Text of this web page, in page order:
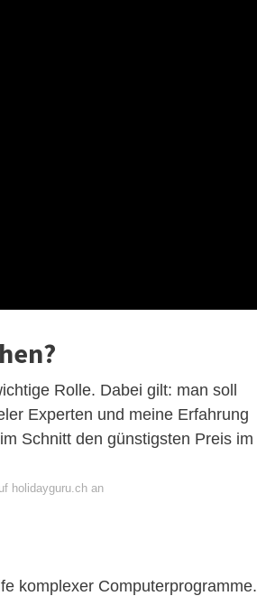
Rolle. Dabei gilt: man soll
Experten und meine Erfahrung
Schnitt den günstigsten Preis im
holidayguru.ch an
komplexer Computerprogramme.